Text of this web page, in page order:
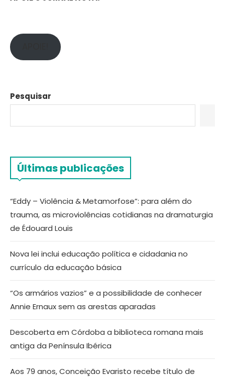
Pesquisar
Últimas publicações
“Eddy – Violência & Metamorfose”: para além do
trauma, as microviolências cotidianas na dramaturgia
de Édouard Louis
Nova lei inclui educação política e cidadania no
currículo da educação básica
“Os armários vazios” e a possibilidade de conhecer
Annie Ernaux sem as arestas aparadas
Descoberta em Córdoba a biblioteca romana mais
antiga da Península Ibérica
Aos 79 anos, Conceição Evaristo recebe título de